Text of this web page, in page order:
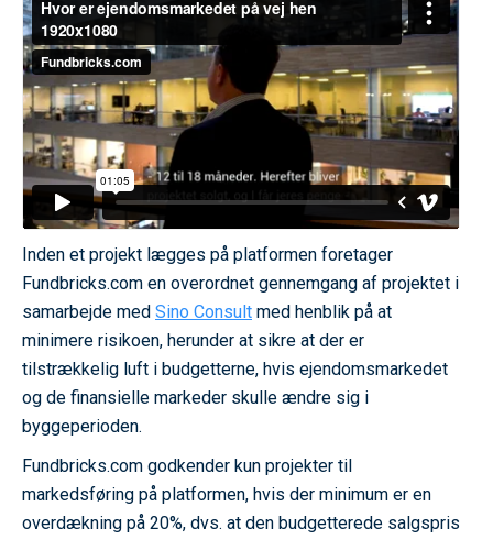
Inden et projekt lægges på platformen foretager
Fundbricks.com en overordnet gennemgang af projektet i
samarbejde med Sino Consult med henblik på at
minimere risikoen, herunder at sikre at der er
tilstrækkelig luft i budgetterne, hvis ejendomsmarkedet
og de finansielle markeder skulle ændre sig i
byggeperioden.
Fundbricks.com godkender kun projekter til
markedsføring på platformen, hvis der minimum er en
overdækning på 20%, dvs. at den budgetterede salgspris